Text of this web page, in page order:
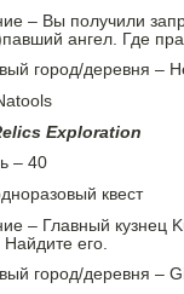
– Вы получили
ангел. Где
город/деревня –
Exploration
– 40
квест
– Главный кузнец
Найдите его.
город/деревня –